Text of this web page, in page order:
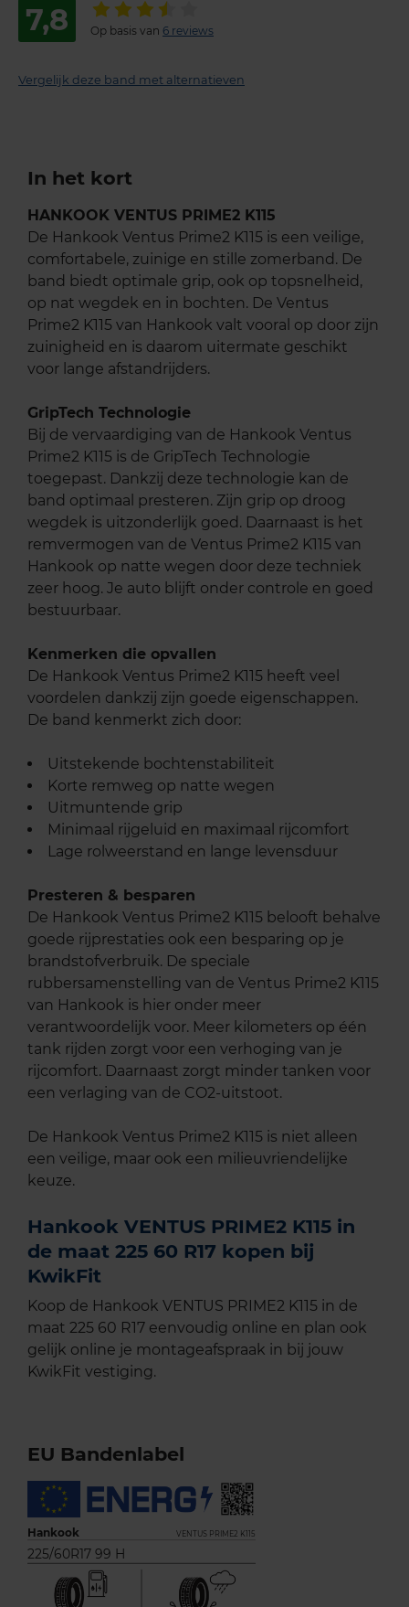
7,8 Op basis van 6 reviews
Vergelijk deze band met alternatieven
In het kort
HANKOOK VENTUS PRIME2 K115
De Hankook Ventus Prime2 K115 is een veilige,
comfortabele, zuinige en stille zomerband. De
band biedt optimale grip, ook op topsnelheid,
op nat wegdek en in bochten. De Ventus
Prime2 K115 van Hankook valt vooral op door zijn
zuinigheid en is daarom uitermate geschikt
voor lange afstandrijders.
GripTech Technologie
Bij de vervaardiging van de Hankook Ventus
Prime2 K115 is de GripTech Technologie
toegepast. Dankzij deze technologie kan de
band optimaal presteren. Zijn grip op droog
wegdek is uitzonderlijk goed. Daarnaast is het
remvermogen van de Ventus Prime2 K115 van
Hankook op natte wegen door deze techniek
zeer hoog. Je auto blijft onder controle en goed
bestuurbaar.
Kenmerken die opvallen
De Hankook Ventus Prime2 K115 heeft veel
voordelen dankzij zijn goede eigenschappen.
De band kenmerkt zich door:
Uitstekende bochtenstabiliteit
Korte remweg op natte wegen
Uitmuntende grip
Minimaal rijgeluid en maximaal rijcomfort
Lage rolweerstand en lange levensduur
Presteren & besparen
De Hankook Ventus Prime2 K115 belooft behalve
goede rijprestaties ook een besparing op je
brandstofverbruik. De speciale
rubbersamenstelling van de Ventus Prime2 K115
van Hankook is hier onder meer
verantwoordelijk voor. Meer kilometers op één
tank rijden zorgt voor een verhoging van je
rijcomfort. Daarnaast zorgt minder tanken voor
een verlaging van de CO2-uitstoot.
De Hankook Ventus Prime2 K115 is niet alleen
een veilige, maar ook een milieuvriendelijke
keuze.
Hankook VENTUS PRIME2 K115 in
de maat 225 60 R17 kopen bij
KwikFit
Koop de Hankook VENTUS PRIME2 K115 in de
maat 225 60 R17 eenvoudig online en plan ook
gelijk online je montageafspraak in bij jouw
KwikFit vestiging.
EU Bandenlabel
Hankook VENTUS PRIME2 K115
225/60R17 99 H